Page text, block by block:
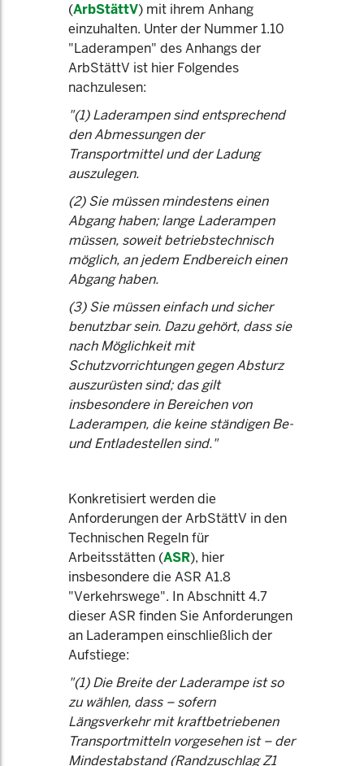
(ArbStättV) mit ihrem Anhang
einzuhalten. Unter der Nummer 1.10
"Laderampen" des Anhangs der
ArbStättV ist hier Folgendes
nachzulesen:
"(1) Laderampen sind entsprechend
den Abmessungen der
Transportmittel und der Ladung
auszulegen.
(2) Sie müssen mindestens einen
Abgang haben; lange Laderampen
müssen, soweit betriebstechnisch
möglich, an jedem Endbereich einen
Abgang haben.
(3) Sie müssen einfach und sicher
benutzbar sein. Dazu gehört, dass sie
nach Möglichkeit mit
Schutzvorrichtungen gegen Absturz
auszurüsten sind; das gilt
insbesondere in Bereichen von
Laderampen, die keine ständigen Be-
und Entladestellen sind."
Konkretisiert werden die
Anforderungen der ArbStättV in den
Technischen Regeln für
Arbeitsstätten (ASR), hier
insbesondere die ASR A1.8
"Verkehrswege". In Abschnitt 4.7
dieser ASR finden Sie Anforderungen
an Laderampen einschließlich der
Aufstiege:
"(1) Die Breite der Laderampe ist so
zu wählen, dass – sofern
Längsverkehr mit kraftbetriebenen
Transportmitteln vorgesehen ist – der
Mindestabstand (Randzuschlag Z1